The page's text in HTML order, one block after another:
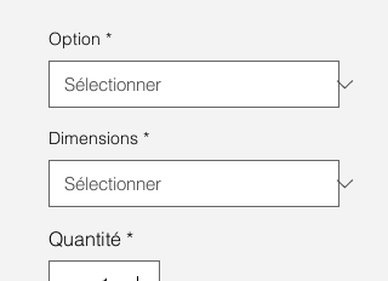
Option *
Dimensions *
Quantité *